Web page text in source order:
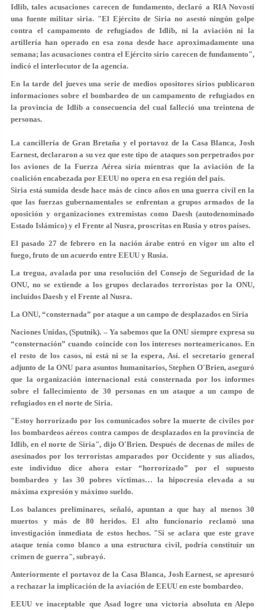
Idlib, tales acusaciones carecen de fundamento, declaró a RIA Novosti
una fuente militar siria. "El Ejército de Siria no asestó ningún golpe
contra el campamento de refugiados de Idlib, ni la aviación ni la
artillería han operado en esa zona desde hace aproximadamente una
semana; las acusaciones contra el Ejército sirio carecen de fundamento",
indicó el interlocutor de la agencia.
En la tarde del jueves una serie de medios opositores sirios publicaron
informaciones sobre el bombardeo de un campamento de refugiados en
la provincia de Idlib a consecuencia del cual falleció una treintena de
personas.
La cancillería de Gran Bretaña y el portavoz de la Casa Blanca, Josh
Earnest, declararon a su vez que este tipo de ataques son perpetrados por
los aviones de la Fuerza Aérea siria mientras que la aviación de la
coalición encabezada por EEUU no opera en esa región del país.
Siria está sumida desde hace más de cinco años en una guerra civil en la
que las fuerzas gubernamentales se enfrentan a grupos armados de la
oposición y organizaciones extremistas como Daesh (autodenominado
Estado Islámico) y el Frente al Nusra, proscritas en Rusia y otros países.
El pasado 27 de febrero en la nación árabe entró en vigor un alto el
fuego, fruto de un acuerdo entre EEUU y Rusia.
La tregua, avalada por una resolución del Consejo de Seguridad de la
ONU, no se extiende a los grupos declarados terroristas por la ONU,
incluidos Daesh y el Frente al Nusra.
La ONU, “consternada” por ataque a un campo de desplazados en Siria
Naciones Unidas, (Sputnik). – Ya sabemos que la ONU siempre expresa su
“consternación” cuando coincide con los intereses norteamericanos. En
el resto de los casos, ni está ni se la espera, Así. el secretario general
adjunto de la ONU para asuntos humanitarios, Stephen O'Brien, aseguró
que la organización internacional está consternada por los informes
sobre el fallecimiento de 30 personas en un ataque a un campo de
refugiados en el norte de Siria.
"Estoy horrorizado por los comunicados sobre la muerte de civiles por
los bombardeos aéreos contra campos de desplazados en la provincia de
Idlib, en el norte de Siria", dijo O'Brien. Después de decenas de miles de
asesinados por los terroristas amparados por Occidente y sus aliados,
este individuo dice ahora estar “horrorizado” por el supuesto
bombardeo y las 30 pobres víctimas… la hipocresía elevada a su
máxima expresión y máximo sueldo.
Los balances preliminares, señaló, apuntan a que hay al menos 30
muertos y más de 80 heridos. El alto funcionario reclamó una
investigación inmediata de estos hechos. "Si se aclara que este grave
ataque tenía como blanco a una estructura civil, podría constituir un
crimen de guerra", subrayó.
Anteriormente el portavoz de la Casa Blanca, Josh Earnest, se apresuró
a rechazar la implicación de la aviación de EEUU en este bombardeo.
EEUU ve inaceptable que Asad logre una victoria absoluta en Alepo